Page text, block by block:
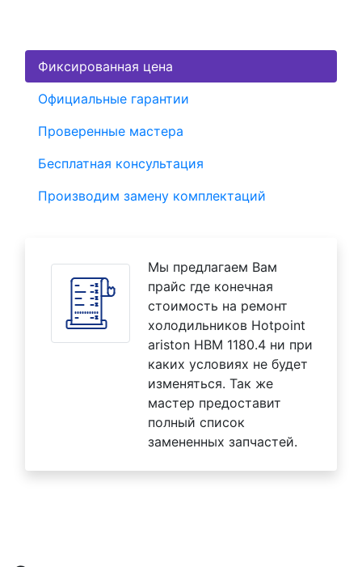
Фиксированная цена
Официальные гарантии
Проверенные мастера
Бесплатная консультация
Производим замену комплектаций
Мы предлагаем Вам
прайс где конечная
стоимость на ремонт
холодильников Hotpoint
ariston HBM 1180.4 ни при
каких условиях не будет
изменяться. Так же
мастер предоставит
полный список
замененных запчастей.